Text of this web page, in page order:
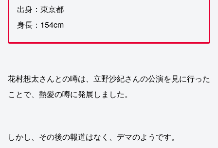
出身：東京都
身長：154cm
花村想太さんとの噂は、立野沙紀さんの公演を見に行った
ことで、熱愛の噂に発展しました。
しかし、その後の報道はなく、デマのようです。